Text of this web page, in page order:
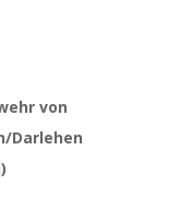
von
Darlehen